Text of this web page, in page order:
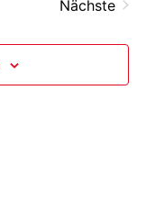
Nächste